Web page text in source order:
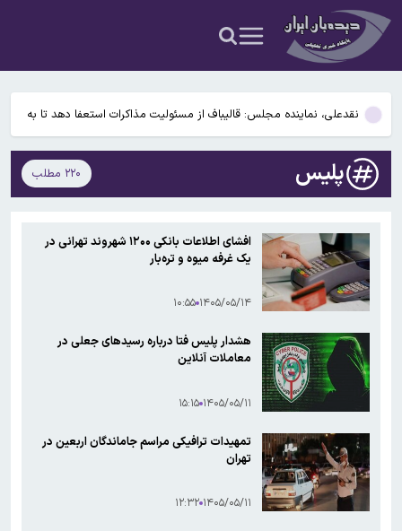
کلاهبرداری ۱۰۰ میلیارد ریالی با وعده فروش لوازم خانگی ارزان برای تهیه
جهیزیه
دستگیری متهم متواری مخل نظام ارزی کشور در پیرانشهر
نقدعلی، نماینده مجلس: قالیباف از مسئولیت مذاکرات استعفا دهد تا به
کارهای مجلس برسد
اعلام محدودیت‌های ترافیکی در محورهای منتهی به مشهد، ویژه آخر ماه
صفر
رئیس اتحادیه بنکداران مواد غذایی تهران: برنج آمریکایی از عراق به ایران
قاچاق می شود / فروش این برنج ممنوع است!
جهیزیه
دستگیری متهم متواری مخل نظام ارزی کشور در پیرانشهر
نقدعلی، نماینده مجلس: قالیباف از مسئولیت مذاکرات استعفا دهد تا به
کارهای مجلس برسد
پلیس ۲۲۰ مطلب
افشای اطلاعات بانکی ۱۲۰۰ شهروند تهرانی در
یک غرفه میوه و تره‌بار
۱۴۰۵/۰۵/۱۴ ۱۰:۵۵
هشدار پلیس فتا درباره رسیدهای جعلی در
معاملات آنلاین
۱۴۰۵/۰۵/۱۱ ۱۵:۱۵
تمهیدات ترافیکی مراسم جاماندگان اربعین در
تهران
۱۴۰۵/۰۵/۱۱ ۱۲:۳۲